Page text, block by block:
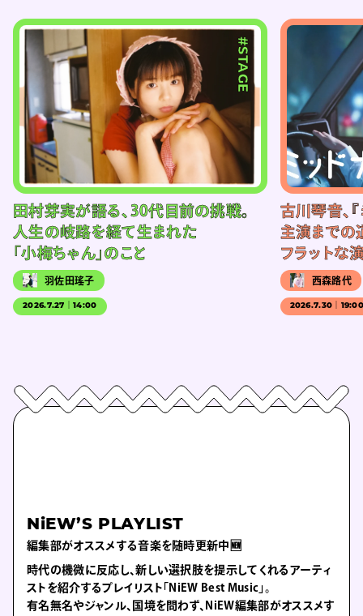
#STAGE
田村芽実が語る、30代目前の挑戦。
人生の岐路を経て生まれた
「小梅ちゃん」のこと
羽佐田瑤子
2026.7.27｜14:00
古川琴音、
主演までの
フラットな
西森路代
2026.7.30｜
NiEW’S PLAYLIST
編集部がオススメする音楽を随時更新中🆕
時代の機微に反応し、新しい選択肢を提示してくれるアーティ
ストを紹介するプレイリスト「NiEW Best Music」。
有名無名やジャンル、国境を問わず、NiEW編集部がオススメす